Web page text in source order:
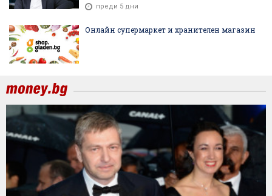
преди 5 дни
Онлайн супермаркет и хранителен магазин